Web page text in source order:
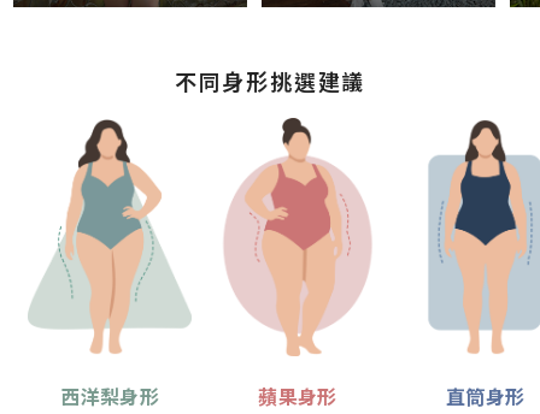
不同身形挑選建議
西洋梨身形 蘋果身形 直筒身形